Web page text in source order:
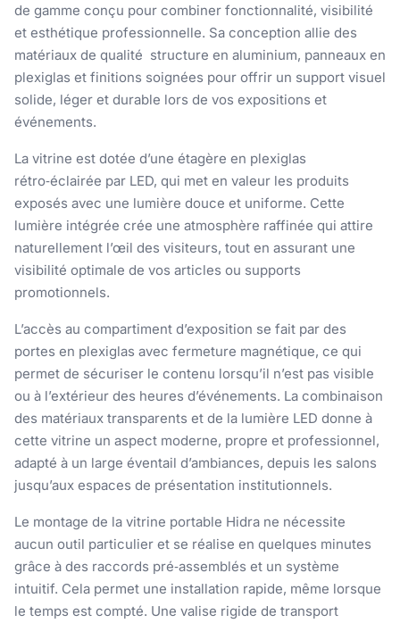
de gamme conçu pour combiner fonctionnalité, visibilité
et esthétique professionnelle. Sa conception allie des
matériaux de qualité structure en aluminium, panneaux en
plexiglas et finitions soignées pour offrir un support visuel
solide, léger et durable lors de vos expositions et
événements.
La vitrine est dotée d’une étagère en plexiglas
rétro‑éclairée par LED, qui met en valeur les produits
exposés avec une lumière douce et uniforme. Cette
lumière intégrée crée une atmosphère raffinée qui attire
naturellement l’œil des visiteurs, tout en assurant une
visibilité optimale de vos articles ou supports
promotionnels.
L’accès au compartiment d’exposition se fait par des
portes en plexiglas avec fermeture magnétique, ce qui
permet de sécuriser le contenu lorsqu’il n’est pas visible
ou à l’extérieur des heures d’événements. La combinaison
des matériaux transparents et de la lumière LED donne à
cette vitrine un aspect moderne, propre et professionnel,
adapté à un large éventail d’ambiances, depuis les salons
jusqu’aux espaces de présentation institutionnels.
Le montage de la vitrine portable Hidra ne nécessite
aucun outil particulier et se réalise en quelques minutes
grâce à des raccords pré‑assemblés et un système
intuitif. Cela permet une installation rapide, même lorsque
le temps est compté. Une valise rigide de transport